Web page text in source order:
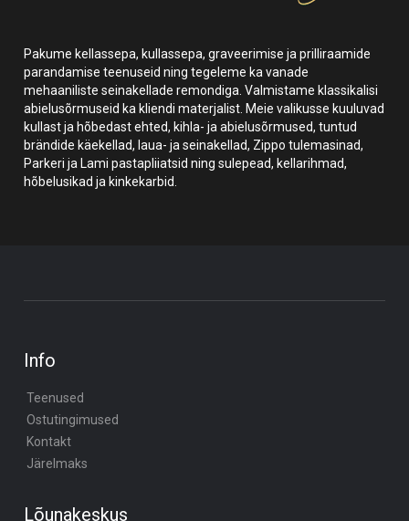
Pakume kellassepa, kullassepa, graveerimise ja prilliraamide
parandamise teenuseid ning tegeleme ka vanade
mehaaniliste seinakellade remondiga. Valmistame klassikalisi
abielusõrmuseid ka kliendi materjalist. Meie valikusse kuuluvad
kullast ja hõbedast ehted, kihla- ja abielusõrmused, tuntud
brändide käekellad, laua- ja seinakellad, Zippo tulemasinad,
Parkeri ja Lami pastapliiatsid ning sulepead, kellarihmad,
hõbelusikad ja kinkekarbid.
Info
Teenused
Ostutingimused
Kontakt
Järelmaks
Lõunakeskus